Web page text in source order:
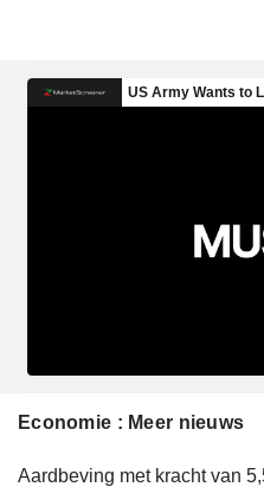
Economie : Meer nieuws
Aardbeving met kracht van